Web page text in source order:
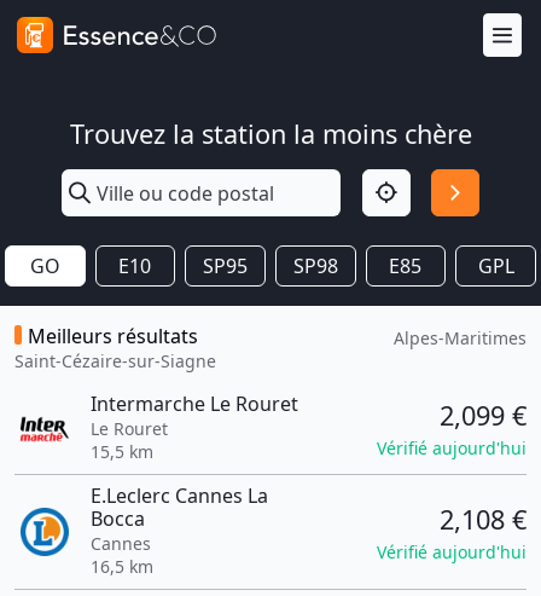
Trouvez la station la moins chère
GO E10 SP95 SP98 E85 GPL
Meilleurs résultats
Saint-Cézaire-sur-Siagne
Alpes-Maritimes
Intermarche Le Rouret
Le Rouret
15,5 km
2,099 €
Vérifié aujourd'hui
E.Leclerc Cannes La
Bocca
Cannes
16,5 km
2,108 €
Vérifié aujourd'hui